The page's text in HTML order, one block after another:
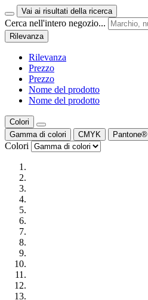
Vai ai risultati della ricerca
Cerca nell'intero negozio...
Rilevanza
Rilevanza
Prezzo
Prezzo
Nome del prodotto
Nome del prodotto
Colori
Gamma di colori
CMYK Pantone®
Colori